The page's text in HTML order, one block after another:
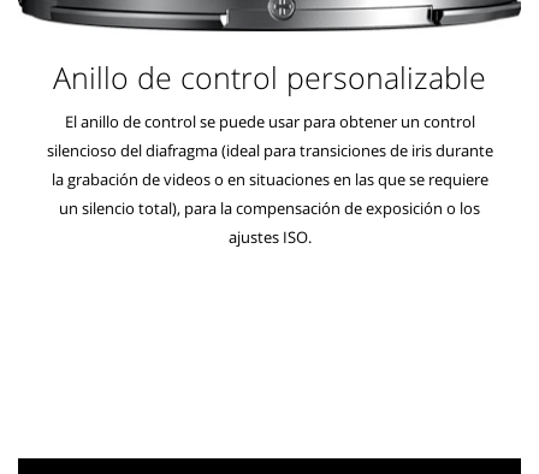
Anillo de control personalizable
El anillo de control se puede usar para obtener un control
silencioso del diafragma (ideal para transiciones de iris durante
la grabación de videos o en situaciones en las que se requiere
un silencio total), para la compensación de exposición o los
ajustes ISO.